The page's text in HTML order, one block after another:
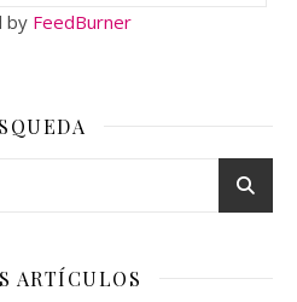
by FeedBurner
ARTÍCULOS